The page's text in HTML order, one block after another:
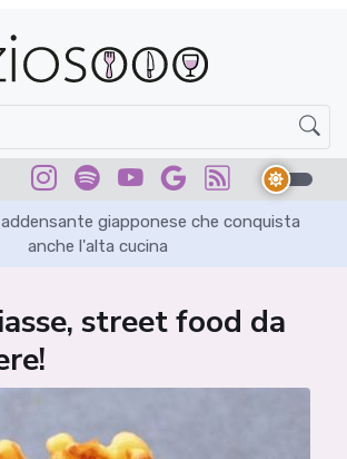
giapponese che conquista
anche l'alta cucina
street food da